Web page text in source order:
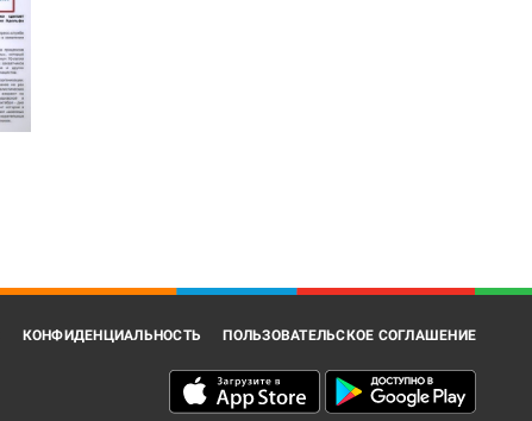
КОНФИДЕНЦИАЛЬНОСТЬ ПОЛЬЗОВАТЕЛЬСКОЕ СОГЛАШЕНИЕ